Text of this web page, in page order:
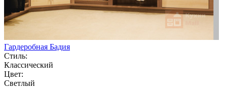
Гардеробная Бадия
Стиль:
Классический
Цвет:
Светлый